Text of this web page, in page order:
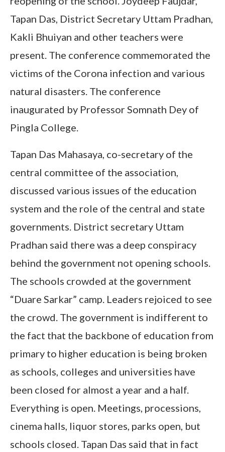
Tapan Das, District Secretary Uttam Pradhan,
Kakli Bhuiyan and other teachers were
present. The conference commemorated the
victims of the Corona infection and various
natural disasters. The conference
inaugurated by Professor Somnath Dey of
Pingla College.
Tapan Das Mahasaya, co-secretary of the
central committee of the association,
discussed various issues of the education
system and the role of the central and state
governments. District secretary Uttam
Pradhan said there was a deep conspiracy
behind the government not opening schools.
The schools crowded at the government
“Duare Sarkar” camp. Leaders rejoiced to see
the crowd. The government is indifferent to
the fact that the backbone of education from
primary to higher education is being broken
as schools, colleges and universities have
been closed for almost a year and a half.
Everything is open. Meetings, processions,
cinema halls, liquor stores, parks open, but
schools closed. Tapan Das said that in fact